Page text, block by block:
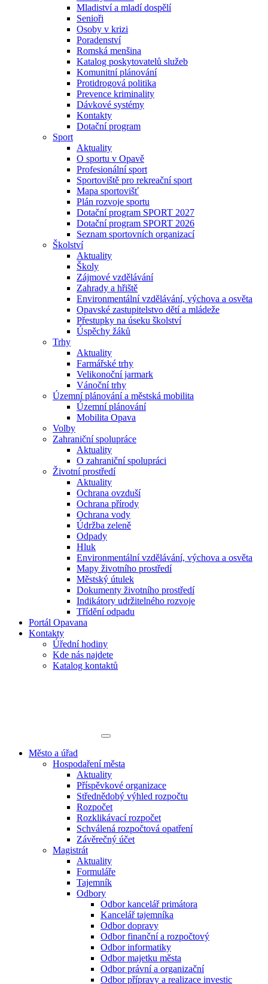
Mladiství a mladí dospělí
Senioři
Osoby v krizi
Poradenství
Romská menšina
Katalog poskytovatelů služeb
Komunitní plánování
Protidrogová politika
Prevence kriminality
Dávkové systémy
Kontakty
Dotační program
Sport
Aktuality
O sportu v Opavě
Profesionální sport
Sportoviště pro rekreační sport
Mapa sportovišť
Plán rozvoje sportu
Dotační program SPORT 2027
Dotační program SPORT 2026
Seznam sportovních organizací
Školství
Aktuality
Školy
Zájmové vzdělávání
Zahrady a hřiště
Environmentální vzdělávání, výchova a osvěta
Opavské zastupitelstvo dětí a mládeže
Přestupky na úseku školství
Úspěchy žáků
Trhy
Aktuality
Farmářské trhy
Velikonoční jarmark
Vánoční trhy
Územní plánování a městská mobilita
Územní plánování
Mobilita Opava
Volby
Zahraniční spolupráce
Aktuality
O zahraniční spolupráci
Životní prostředí
Aktuality
Ochrana ovzduší
Ochrana přírody
Ochrana vody
Údržba zeleně
Odpady
Hluk
Environmentální vzdělávání, výchova a osvěta
Mapy životního prostředí
Městský útulek
Dokumenty životního prostředí
Indikátory udržitelného rozvoje
Třídění odpadu
Portál Opavana
Kontakty
Úřední hodiny
Kde nás najdete
Katalog kontaktů
Město a úřad
Hospodaření města
Aktuality
Příspěvkové organizace
Střednědobý výhled rozpočtu
Rozpočet
Rozklikávací rozpočet
Schválená rozpočtová opatření
Závěrečný účet
Magistrát
Aktuality
Formuláře
Tajemník
Odbory
Odbor kancelář primátora
Kancelář tajemníka
Odbor dopravy
Odbor finanční a rozpočtový
Odbor informatiky
Odbor majetku města
Odbor právní a organizační
Odbor přípravy a realizace investic